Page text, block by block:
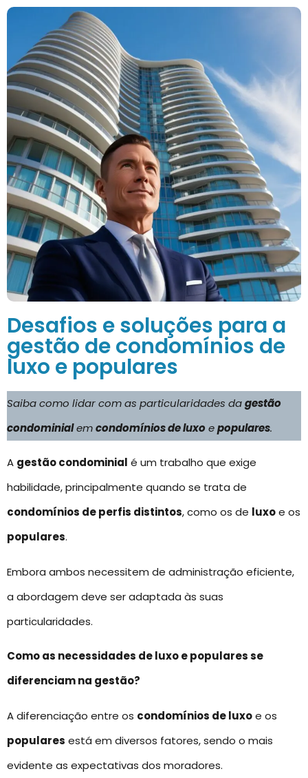
Desafios e soluções para a
gestão de condomínios de
luxo e populares
Saiba como lidar com as particularidades dagestão
condominialemcondomínios de luxoepopulares.
A gestão condominial é um trabalho que exige
habilidade, principalmente quando se trata de
condomínios de perfis distintos, como os de luxoe os
populares.
Embora ambos necessitem de administração eficiente,
a abordagem deve ser adaptada às suas
particularidades.
Como as necessidades de luxo e populares se
diferenciam na gestão?
A diferenciação entre os condomínios de luxoe os
populares está em diversos fatores, sendo o mais
evidente as expectativas dos moradores.